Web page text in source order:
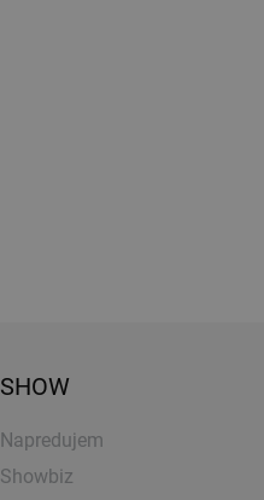
SHOW
Napredujem
Showbiz